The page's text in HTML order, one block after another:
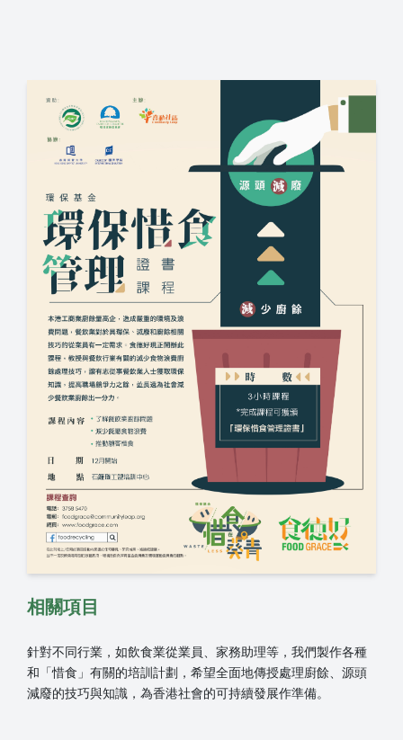
相關項目
針對不同行業，如飲食業從業員、家務助理等，我們製作各種
和「惜食」有關的培訓計劃，希望全面地傳授處理廚餘、源頭
減廢的技巧與知識，為香港社會的可持續發展作準備。